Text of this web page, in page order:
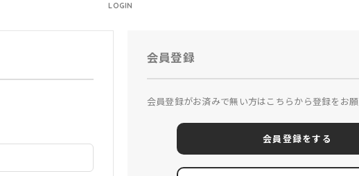
LOGIN
会員登録
会員登録がお済みで無い方はこちらから登録をお願
会員登録をする